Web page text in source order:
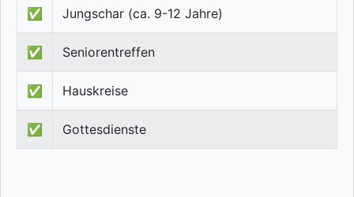
✅ Jungschar (ca. 9-12 Jahre)
✅ Seniorentreffen
✅ Hauskreise
✅ Gottesdienste